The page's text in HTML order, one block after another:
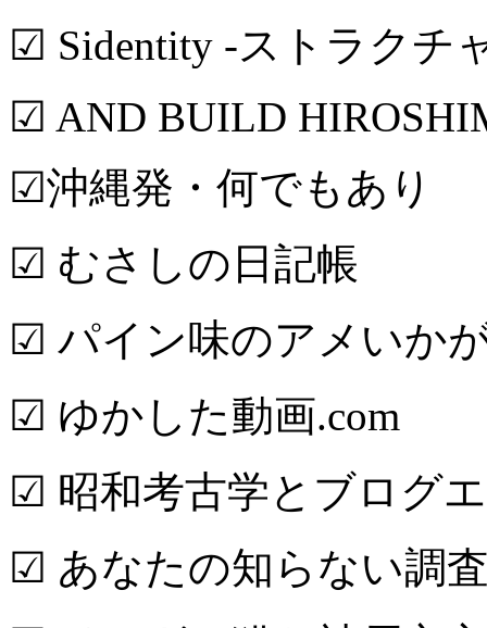
☑ Sidentity -ストラクチ
☑ AND BUILD
☑沖縄発・何でもあり
☑ むさしの日記帳
☑ パイン味のアメいか
☑ ゆかした動画.com
☑ 昭和考古学とブログ
☑ あなたの知らない調